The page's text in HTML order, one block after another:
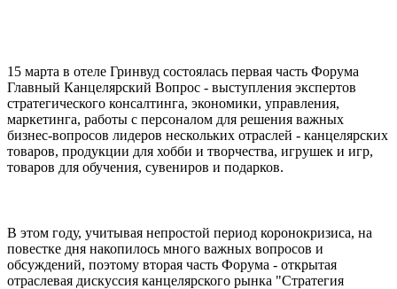
15 марта в отеле Гринвуд состоялась первая часть Форума
Главный Канцелярский Вопрос - выступления экспертов
стратегического консалтинга, экономики, управления,
маркетинга, работы с персоналом для решения важных
бизнес-вопросов лидеров нескольких отраслей - канцелярских
товаров, продукции для хобби и творчества, игрушек и игр,
товаров для обучения, сувениров и подарков.
В этом году, учитывая непростой период коронокризиса, на
повестке дня накопилось много важных вопросов и
обсуждений, поэтому вторая часть Форума - открытая
отраслевая дискуссия канцелярского рынка "Стратегия